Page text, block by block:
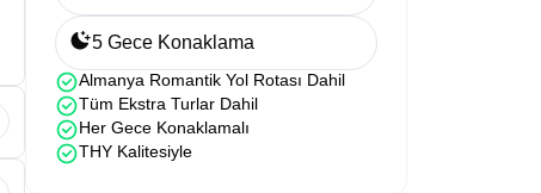
5 Gece Konaklama
Almanya Romantik Yol Rotası Dahil
Tüm Ekstra Turlar Dahil
Her Gece Konaklamalı
THY Kalitesiyle